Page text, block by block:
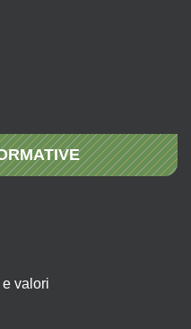
valori